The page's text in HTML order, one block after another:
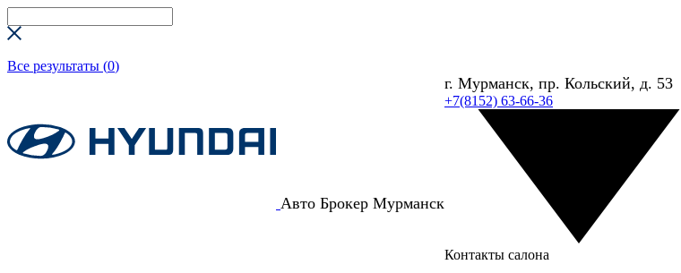
Все результаты (0)
Авто Брокер Мурманск
г. Мурманск, пр. Кольский, д. 53
+7(8152) 63-66-36
Контакты салона